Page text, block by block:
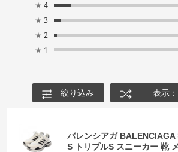
★ 4
★ 3
★ 2
★ 1
絞り込み 表示
バレンシアガ
S トリプルS スニーカー 靴